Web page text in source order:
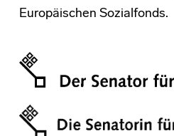
Europäischen Sozialfonds.